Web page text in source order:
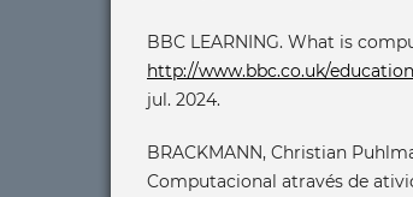
BBC LEARNING. What is
http://www.bbc.co.uk/
jul. 2024.
BRACKMANN, Christian
Computacional através de